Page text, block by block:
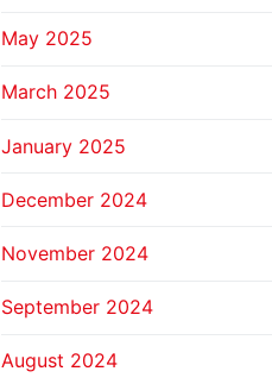
May 2025
March 2025
January 2025
December 2024
November 2024
September 2024
August 2024